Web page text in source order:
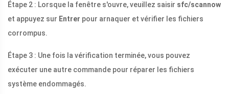
Étape 2 : Lorsque la fenêtre s'ouvre, veuillez saisir sfc/scannow
et appuyez sur Entrer pour arnaquer et vérifier les fichiers
corrompus.
Étape 3 : Une fois la vérification terminée, vous pouvez
exécuter une autre commande pour réparer les fichiers
système endommagés.